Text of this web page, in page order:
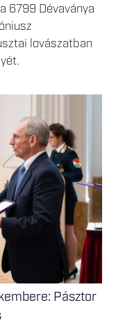
6799 Dévaványa
lovászatban
Pásztor